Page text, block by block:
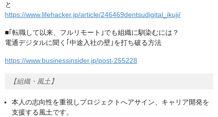
と
https://www.lifehacker.jp/article/246469dentsudigital_ikuji/
■｢転職して以来、フルリモート｣でも組織に馴染むには？
電通デジタルに聞く｢中途入社の壁｣を打ち破る方法
https://www.businessinsider.jp/post-255228
【組織・風土】
本人の志向性を重視しプロジェクトへアサイン、キャリア開発を
支援する風土です。